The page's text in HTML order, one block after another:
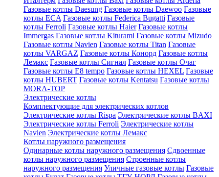
Газовые котлы Daesung Газовые котлы Daewoo Газовые
котлы ECA Газовые котлы Federica Bugatti Газовые
котлы Ferroli Газовые котлы Haier Газовые котлы
Immergas Газовые котлы Kiturami Газовые котлы Mizudo
Газовые котлы Navien Газовые котлы Titan Газовые
котлы VARGAZ Газовые котлы Конорд Газовые котлы
Лемакс Газовые котлы Сигнал Газовые котлы Очаг
Газовые котлы E8 tempo Газовые котлы HEXEL Газовые
котлы HUBERT Газовые котлы Kentatsu Газовые котлы
MORA-TOP
Электрические котлы
Комплектующие для электрических котлов
Электрические котлы Rispa Электрические котлы BAXI
Электрические котлы Ferroli Электрические котлы
Navien Электрические котлы Лемакс
Котлы наружного размещения
Одинарные котлы наружного размещения Сдвоенные
котлы наружного размещения Строенные котлы
наружного размещения Уличные газовые котлы Газовые